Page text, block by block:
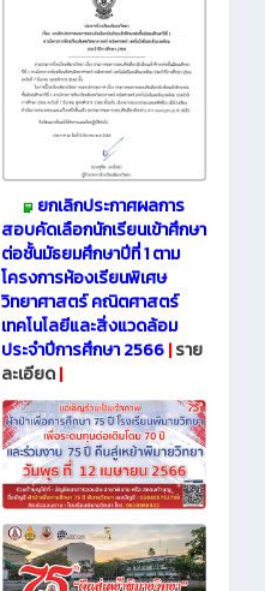
ยกเลิกประกาศผลการ
สอบคัดเลือกนักเรียนเข้าศึกษา
ต่อชั้นมัธยมศึกษาปีที่ 1 ตาม
โครงการห้องเรียนพิเศษ
วิทยาศาสตร์ คณิตศาสตร์
เทคโนโลยีและสิ่งแวดล้อม
ประจำปีการศึกษา 2566|ราย
ละเอียด|